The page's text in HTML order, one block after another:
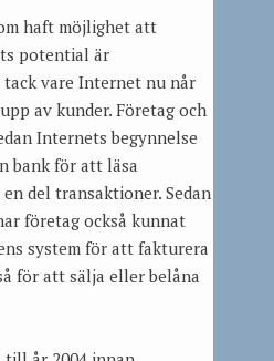
haft möjlighet att
potential är
tack vare Internet nu når
av kunder. Företag och
Internets begynnelse
bank för att läsa
del transaktioner. Sedan
företag också kunnat
system för att fakturera
för att sälja eller belåna